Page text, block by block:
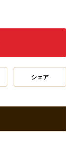
シェア